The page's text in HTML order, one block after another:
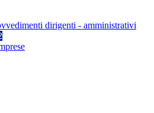
dirigenti - amministrativi